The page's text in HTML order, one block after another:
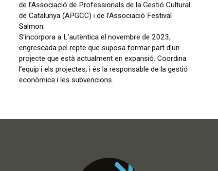
de l’Associació de Professionals de la Gestió Cultural
de Catalunya (APGCC) i de l’Associació Festival
Salmon.
S’incorpora a L’autèntica el novembre de 2023,
engrescada pel repte que suposa formar part d’un
projecte que està actualment en expansió. Coordina
l’equip i els projectes, i és la responsable de la gestió
econòmica i les subvencions.